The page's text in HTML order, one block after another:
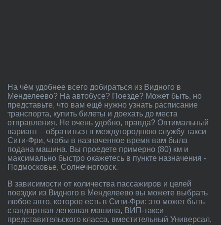
На чём удобнее всего добираться из Видного в
Менделеево? На автобусе? Поезде? Может быть, но
представьте, что вам ещё нужно узнать расписание
транспорта, купить билеты и доехать до места
отправления. Не очень удобно, правда? Оптимальный
вариант – обратиться в междугороднюю службу такси
Сити-Фри, чтобы в назначенное время вам была
подана машина. Вы проедете примерно (80) км и
максимально быстро окажетесь в пункте назначения -
Подмосковье, Солнечногорск.
В зависимости от количества пассажиров и целей
поездки из Видного в Менделеево вы можете выбрать
любое авто, которое есть в Сити-Фри: это может быть
стандартная легковая машина, ВИП-такси
представительского класса, вместительный Универсал,